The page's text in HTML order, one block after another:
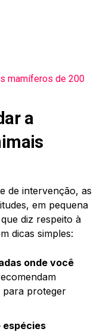
mamíferos de 200
a
de intervenção, as
em pequena
diz respeito à
dicas simples:
onde você
para proteger
espécies